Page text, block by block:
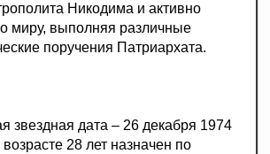
Никодима и активно
миру, выполняя различные
поручения Патриархата.
звездная дата – 26 декабря 1974
возрасте 28 лет назначен по